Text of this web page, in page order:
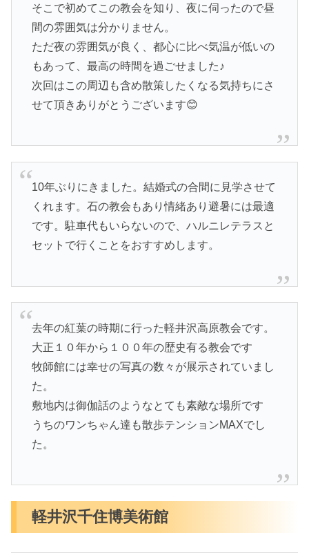
そこで初めてこの教会を知り、夜に伺ったので昼
間の雰囲気は分かりません。
ただ夜の雰囲気が良く、都心に比べ気温が低いの
もあって、最高の時間を過ごせました♪
次回はこの周辺も含め散策したくなる気持ちにさ
せて頂きありがとうございます😊
10年ぶりにきました。結婚式の合間に見学させて
くれます。石の教会もあり情緒あり避暑には最適
です。駐車代もいらないので、ハルニレテラスと
セットで行くことをおすすめします。
去年の紅葉の時期に行った軽井沢高原教会です。
大正１０年から１００年の歴史有る教会です
牧師館には幸せの写真の数々が展示されていまし
た。
敷地内は御伽話のようなとても素敵な場所です
うちのワンちゃん達も散歩テンションMAXでし
た。
軽井沢千住博美術館